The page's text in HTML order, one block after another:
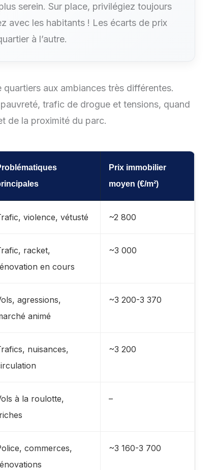
serein. Sur place, privilégiez toujours
avec les habitants ! Les écarts de prix
à l’autre.
aux ambiances très différentes.
trafic de drogue et tensions, quand
de la proximité du parc.
Prix immobilier
moyen (€/m²)
violence, vétusté ~2 800
racket,
en cours
~3 000
agressions,
animé
~3 200-3 370
nuisances,
~3 200
à la roulotte,
–
commerces,
~3 160-3 700